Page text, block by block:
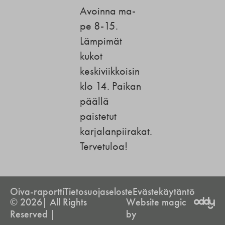
Avoinna ma-
pe 8-15.
Lämpimät
kukot
keskiviikkoisin
klo 14. Paikan
päällä
paistetut
karjalanpiirakat.
Tervetuloa!
Oiva-raporttiTietosuojaselosteEvästekäytäntö
© 2026| All Rights
Reserved |
Website magic
by